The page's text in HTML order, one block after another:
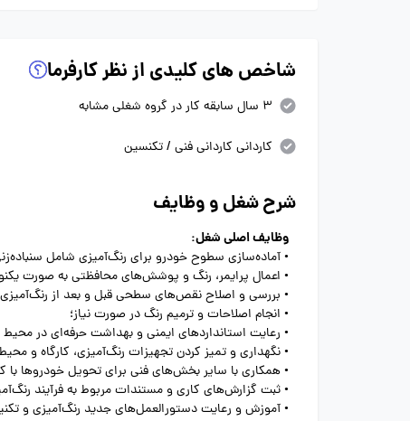
شاخص های کلیدی از نظر کارفرما
3 سال سابقه کار در گروه شغلی مشابه
کاردانی کاردانی فنی / تکنسین
شرح شغل و وظایف
وظایف اصلی شغل:
• آماده‌سازی سطوح خودرو برای رنگ‌آمیزی شامل
• اعمال پرایمر، رنگ و پوشش‌های محافظتی به صورت
• بررسی و اصلاح نقص‌های سطحی قبل و بعد از
• انجام اصلاحات و ترمیم رنگ در صورت نیاز؛
• رعایت استانداردهای ایمنی و بهداشت حرفه‌ای در محیط
• نگهداری و تمیز کردن تجهیزات رنگ‌آمیزی، کارگاه و
• همکاری با سایر بخش‌های فنی برای تحویل خودروها با
• ثبت گزارش‌های کاری و مستندات مربوط به فرآیند
• آموزش و رعایت دستورالعمل‌های جدید رنگ‌آمیزی و